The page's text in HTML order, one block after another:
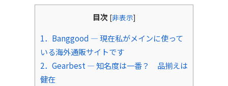
目次 [非表示]
1．Banggood ― 現在私がメインに使って
いる海外通販サイトです
2．Gearbest ― 知名度は一番？ 品揃えは
健在